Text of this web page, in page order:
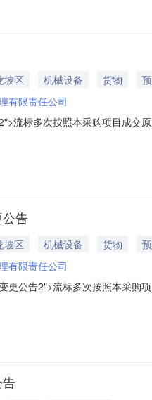
坡区 机械设备 货物
有限责任公司
流标多次按照本采购项目成交
人排名：备注：排名优先级为
告
坡区 机械设备 货物
有限责任公司
更公告2">流标多次按照本采购
5,000.00项目执行方：重庆理